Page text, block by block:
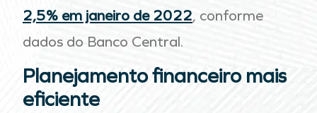
2,5% em janeiro de 2022, conforme
dados do Banco Central.
Planejamento financeiro mais
eficiente